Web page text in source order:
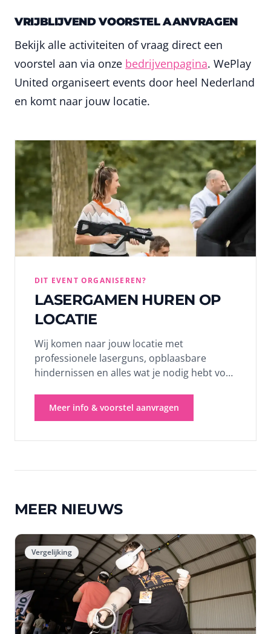
VRIJBLIJVEND VOORSTEL AANVRAGEN
Bekijk alle activiteiten of vraag direct een
voorstel aan via onze bedrijvenpagina. WePlay
United organiseert events door heel Nederland
en komt naar jouw locatie.
DIT EVENT ORGANISEREN?
LASERGAMEN HUREN OP
LOCATIE
Wij komen naar jouw locatie met
professionele laserguns, opblaasbare
hindernissen en alles wat je nodig hebt voor
kinderfeestjes tot bedrijfsuitjes: wij bouwen
op, begeleiden het spel en breken af. Jij
ontvang binnen 24 uur een vrijblijvend
Meer info & voorstel aanvragen
MEER NIEUWS
Vergelijking